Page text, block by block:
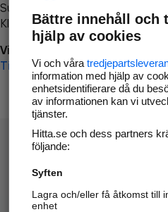
Surfa till
Klicka påTillbaka-knappen i
Vi beklagar besväret!
Till startsidan
Hitta.se - Gratis
Sök företag, personer och
Bättre innehåll och
hjälp av cookies
Vi och våra
information med hjälp av
enhetsidentifierare då du
av informationen kan vi
tjänster.
Hitta.se och dess partners
följande:
Syften
Lagra och/eller få åtkomst till
enhet